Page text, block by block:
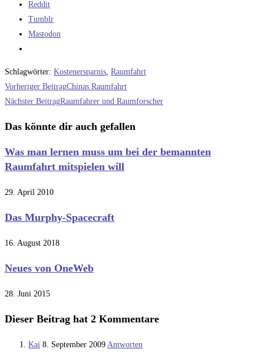
Reddit
Tumblr
Mastodon
Schlagwörter: Kostenersparnis Raumfahrt
Weitere
Artikel
ansehen
Vorheriger BeitragChinas Raumfahrt
Nächster BeitragRaumfahrer und Raumforscher
Das könnte dir auch gefallen
Was man lernen muss um bei der bemannten
Raumfahrt mitspielen will
29. April 2010
Das Murphy-Spacecraft
16. August 2018
Neues von OneWeb
28. Juni 2015
Dieser Beitrag hat 2 Kommentare
Kai 8. September 2009 Antworten